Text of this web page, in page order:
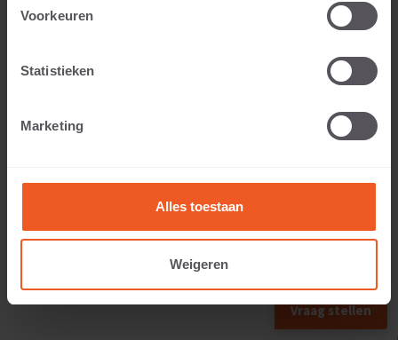
Voorkeuren
Statistieken
Marketing
Alles toestaan
Weigeren
Vraag stellen